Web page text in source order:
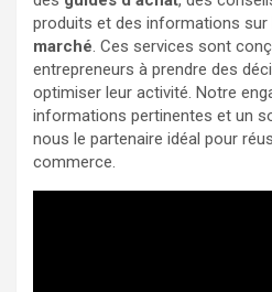
produits et des informations
marché. Ces services sont
entrepreneurs à prendre des
optimiser leur activité. Notre
informations pertinentes et un
nous le partenaire idéal pour
commerce.